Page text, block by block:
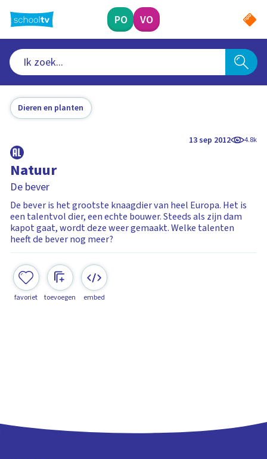
naar
hoofdinhoud
PO VO
Dieren en planten
13 sep 2012 4.8k
Natuur
De bever
De bever is het grootste knaagdier van heel Europa. Het is
een talentvol dier, een echte bouwer. Steeds als zijn dam
kapot gaat, wordt deze weer gemaakt. Welke talenten
heeft de bever nog meer?
favoriet toevoegen embed